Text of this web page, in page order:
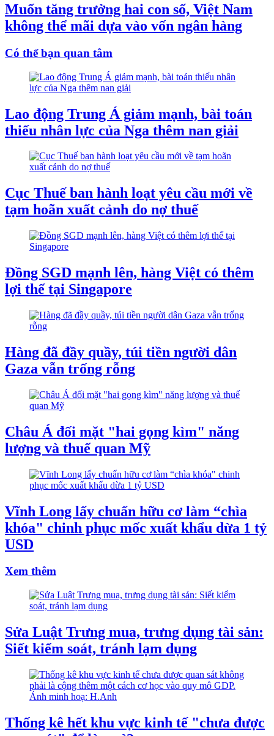
Muốn tăng trưởng hai con số, Việt Nam
không thể mãi dựa vào vốn ngân hàng
Có thể bạn quan tâm
Lao động Trung Á giảm mạnh, bài toán
thiếu nhân lực của Nga thêm nan giải
Cục Thuế ban hành loạt yêu cầu mới về
tạm hoãn xuất cảnh do nợ thuế
Đồng SGD mạnh lên, hàng Việt có thêm
lợi thế tại Singapore
Hàng đã đầy quầy, túi tiền người dân
Gaza vẫn trống rỗng
Châu Á đối mặt "hai gọng kìm" năng
lượng và thuế quan Mỹ
Vĩnh Long lấy chuẩn hữu cơ làm “chìa
khóa" chinh phục mốc xuất khẩu dừa 1 tỷ
USD
Xem thêm
Sửa Luật Trưng mua, trưng dụng tài sản:
Siết kiểm soát, tránh lạm dụng
Thống kê hết khu vực kinh tế "chưa được